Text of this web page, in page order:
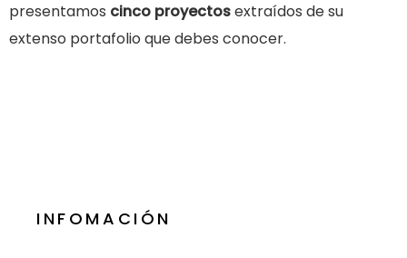
presentamos cinco proyectosextraídos de su
extenso portafolio que debes conocer.
INFOMACIÓN